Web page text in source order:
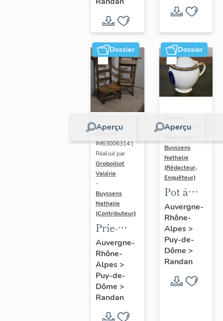
prière de
Marie-
Amélie "
Dossier
Aperçu
Dossier
IM63006314 |
Réalisé par
Groboillot
Valérie
-
Buyssens
Nathalie
(Contributeur)
Prie-
Dieu n° 1
Auvergne-
Rhône-
Alpes>
Puy-de-
Dôme >
Randan
Dossier
Aperçu
IM63009577 |
Buyssens
Nathalie
(Rédacteur,
Enquêteur)
Pot à
crème n°
2
Auvergne-
Rhône-
Alpes>
Puy-de-
Dôme >
Randan